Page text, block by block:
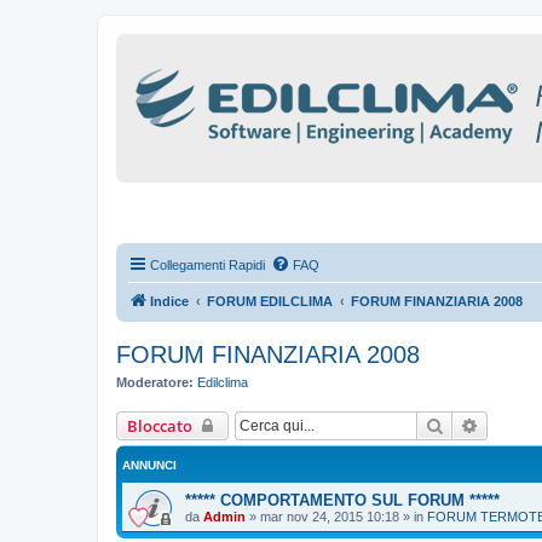
Collegamenti Rapidi FAQ
Indice FORUM EDILCLIMA FORUM FINANZIARIA 2008
FORUM FINANZIARIA 2008
Moderatore: Edilclima
Bloccato Cerca
ANNUNCI
***** COMPORTAMENTO SUL FORUM *****
da Admin » mar nov 24, 2015 10:18 » in FORUM